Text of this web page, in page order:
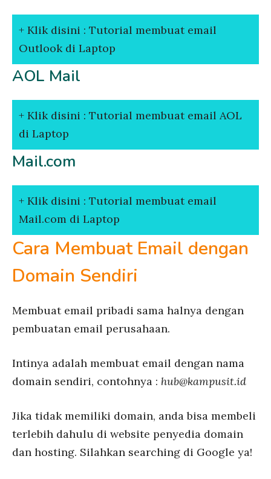
Klik disini : Tutorial membuat email
Outlook di Laptop
AOL Mail
Klik disini : Tutorial membuat email AOL
di Laptop
Mail.com
Klik disini : Tutorial membuat email
Mail.com di Laptop
Cara Membuat Email dengan
Domain Sendiri
Membuat email pribadi sama halnya dengan
pembuatan email perusahaan.
Intinya adalah membuat email dengan nama
domain sendiri, contohnya : hub@kampusit.id
Jika tidak memiliki domain, anda bisa membeli
terlebih dahulu di website penyedia domain
dan hosting. Silahkan searching di Google ya!